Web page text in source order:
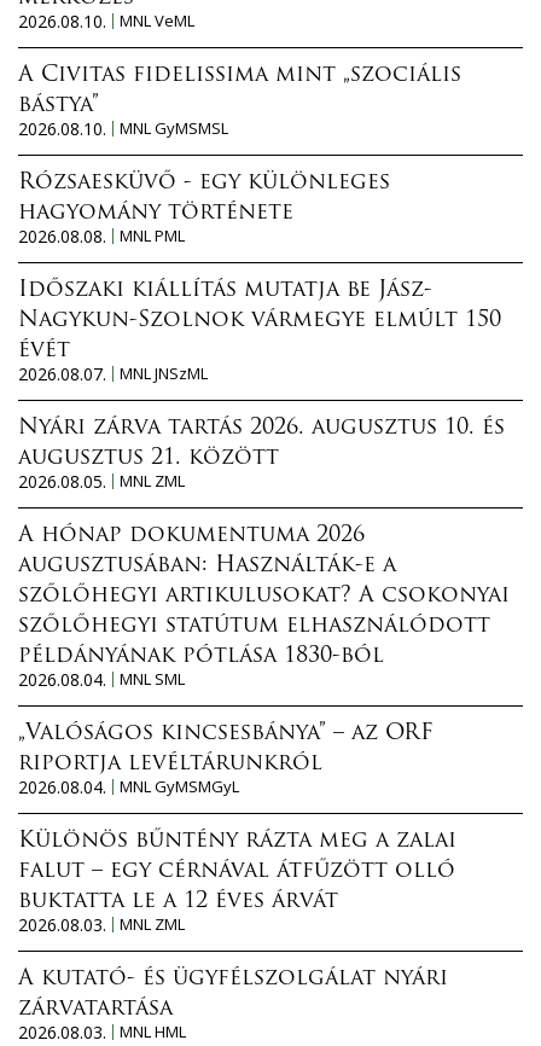
2026.08.10.
MNL VeML
A Civitas fidelissima mint „szociális
bástya”
2026.08.10.
MNL GyMSMSL
Rózsaesküvő - egy különleges
hagyomány története
2026.08.08.
MNL PML
Időszaki kiállítás mutatja be Jász-
Nagykun-Szolnok vármegye elmúlt 150
évét
2026.08.07.
MNL JNSzML
Nyári zárva tartás 2026. augusztus 10. és
augusztus 21. között
2026.08.05.
MNL ZML
A hónap dokumentuma 2026
augusztusában: Használták-e a
szőlőhegyi artikulusokat? A csokonyai
szőlőhegyi statútum elhasználódott
példányának pótlása 1830-ból
2026.08.04.
MNL SML
„Valóságos kincsesbánya” – az ORF
riportja levéltárunkról
2026.08.04.
MNL GyMSMGyL
Különös bűntény rázta meg a zalai
falut – egy cérnával átfűzött olló
buktatta le a 12 éves árvát
2026.08.03.
MNL ZML
A kutató- és ügyfélszolgálat nyári
zárvatartása
2026.08.03.
MNL HML